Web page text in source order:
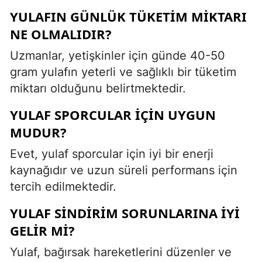
YULAFIN GÜNLÜK TÜKETIM MIKTARI
NE OLMALIDIR?
Uzmanlar, yetişkinler için günde 40-50
gram yulafın yeterli ve sağlıklı bir tüketim
miktarı olduğunu belirtmektedir.
YULAF SPORCULAR IÇIN UYGUN
MUDUR?
Evet, yulaf sporcular için iyi bir enerji
kaynağıdır ve uzun süreli performans için
tercih edilmektedir.
YULAF SINDIRIM SORUNLARINA IYI
GELIR MI?
Yulaf, bağırsak hareketlerini düzenler ve